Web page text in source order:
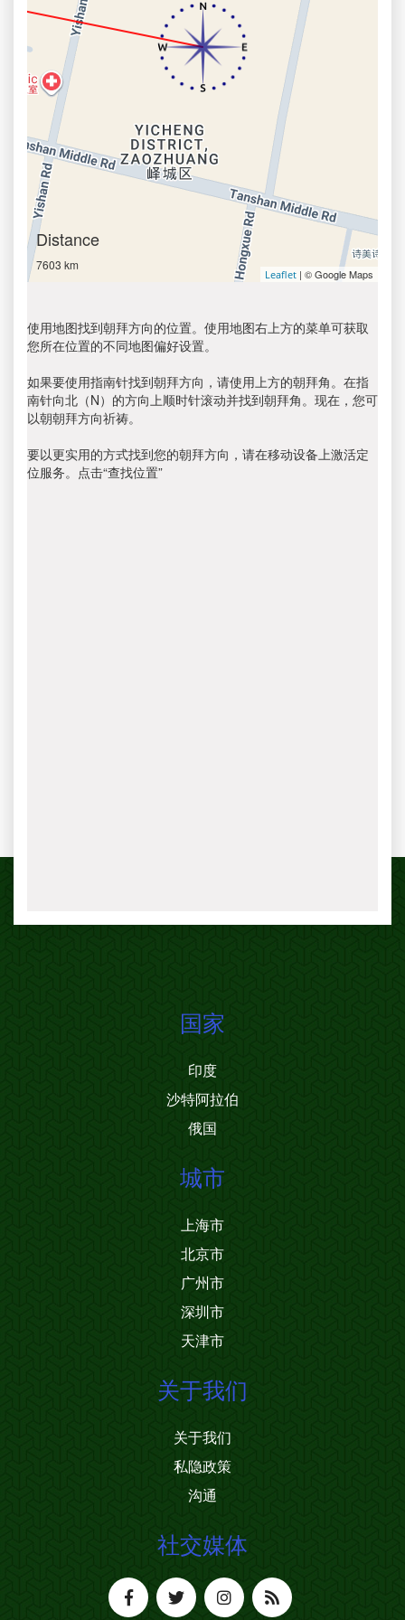
Distance
7603 km
Leaflet | © Google Maps
使用地图找到朝拜方向的位置。使用地图右上方的菜单可获取
您所在位置的不同地图偏好设置。
如果要使用指南针找到朝拜方向，请使用上方的朝拜角。在指
南针向北（N）的方向上顺时针滚动并找到朝拜角。现在，您可
以朝朝拜方向祈祷。
要以更实用的方式找到您的朝拜方向，请在移动设备上激活定
位服务。点击“查找位置”
国家
印度
沙特阿拉伯
俄国
城市
上海市
北京市
广州市
深圳市
天津市
关于我们
关于我们
私隐政策
沟通
社交媒体